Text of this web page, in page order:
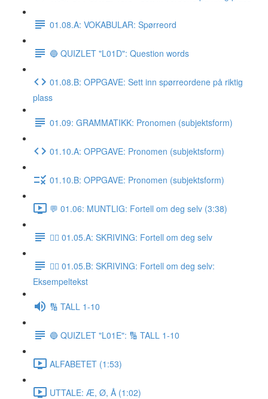
01.08.A: VOKABULAR: Spørreord
🔵 QUIZLET "L01D": Question words
01.08.B: OPPGAVE: Sett inn spørreordene på riktig
plass
01.09: GRAMMATIKK: Pronomen (subjektsform)
01.10.A: OPPGAVE: Pronomen (subjektsform)
01.10.B: OPPGAVE: Pronomen (subjektsform)
💬 01.06: MUNTLIG: Fortell om deg selv (3:38)
✍🏼 01.05.A: SKRIVING: Fortell om deg selv
✍🏼 01.05.B: SKRIVING: Fortell om deg selv:
Eksempeltekst
🔢 TALL 1-10
🔵 QUIZLET "L01E": 🔢 TALL 1-10
ALFABETET (1:53)
UTTALE: Æ, Ø, Å (1:02)